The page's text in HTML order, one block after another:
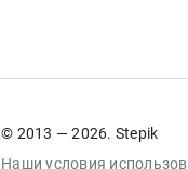
© 2013 — 2026. Stepik
Наши условия